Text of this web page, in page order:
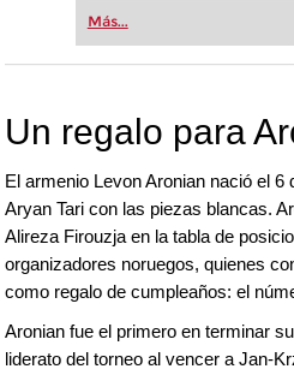
Whether you’re taking
more efficiently,
Más...
Un regalo para
El armenio Levon Aronian nació el
Aryan Tari con las piezas blancas.
Alireza Firouzja en la tabla de
organizadores noruegos, quienes
como regalo de cumpleaños: el
Aronian fue el primero en terminar
liderato del torneo al vencer a Jan-